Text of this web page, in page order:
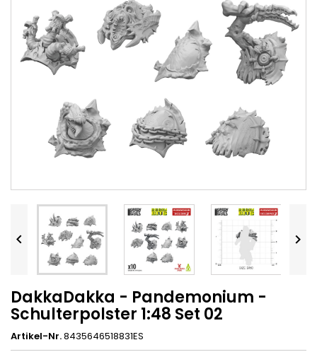
 
DakkaDakka - Pandemonium -
Schulterpolster 1:48 Set 02
Artikel-Nr.8435646518831ES